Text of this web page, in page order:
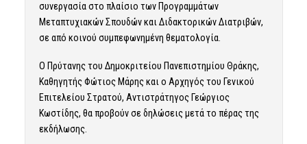
συνεργασία στο πλαίσιο των Προγραμμάτων
Μεταπτυχιακών Σπουδών και Διδακτορικών Διατριβών,
σε από κοινού συμπεφωνημένη θεματολογία.
Ο Πρύτανης του Δημοκριτείου Πανεπιστημίου Θράκης,
Καθηγητής Φώτιος Μάρης και ο Αρχηγός του Γενικού
Επιτελείου Στρατού, Αντιστράτηγος Γεώργιος
Κωστίδης, θα προβούν σε δηλώσεις μετά το πέρας της
εκδήλωσης.